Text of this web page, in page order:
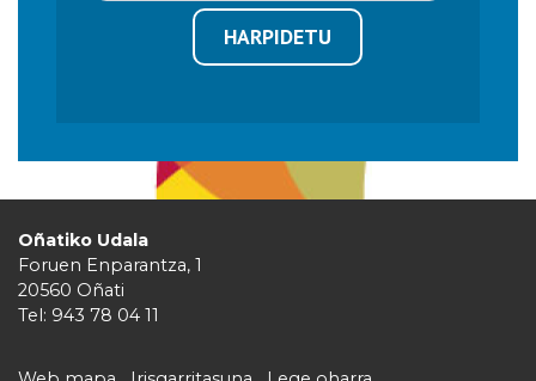
HARPIDETU
Oñatiko Udala
Foruen Enparantza, 1
20560 Oñati
Tel: 943 78 04 11